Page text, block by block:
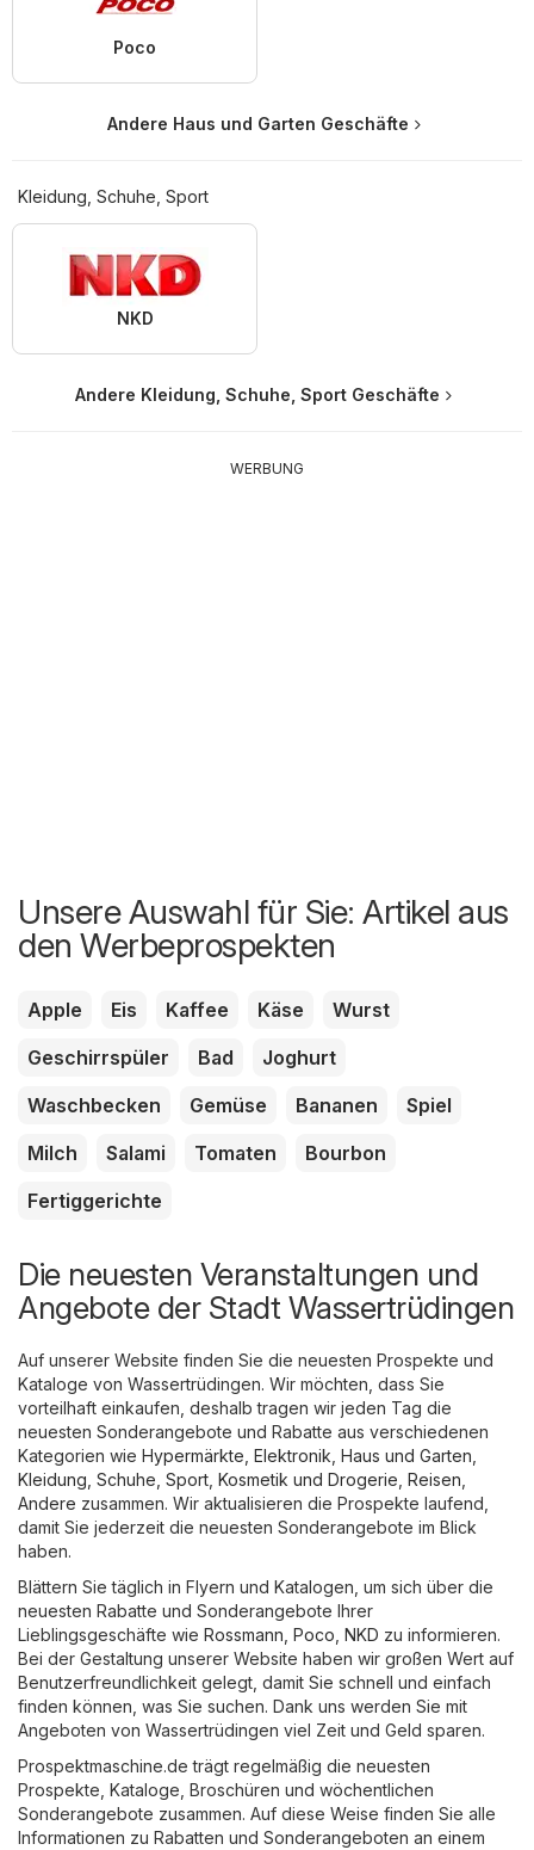
Poco
Andere Haus und Garten Geschäfte
Kleidung, Schuhe, Sport
NKD
Andere Kleidung, Schuhe, Sport Geschäfte
WERBUNG
Unsere Auswahl für Sie: Artikel aus
den Werbeprospekten
Apple Eis Kaffee Käse
Wurst
Geschirrspüler
Bad
Joghurt
Waschbecken
Gemüse Bananen
Spiel
Milch
Salami Tomaten
Bourbon
Fertiggerichte
Die neuesten Veranstaltungen und
Angebote der Stadt Wassertrüdingen
Auf unserer Website finden Sie die neuesten Prospekte und
Kataloge von Wassertrüdingen. Wir möchten, dass Sie
vorteilhaft einkaufen, deshalb tragen wir jeden Tag die
neuesten Sonderangebote und Rabatte aus verschiedenen
Kategorien wie Hypermärkte Elektronik Haus und Garten
Kleidung, Schuhe, Sport Kosmetik und Drogerie Reisen
Andere zusammen. Wir aktualisieren die Prospekte laufend,
damit Sie jederzeit die neuesten Sonderangebote im Blick
haben.
Blättern Sie täglich in Flyern und Katalogen, um sich über die
neuesten Rabatte und Sonderangebote Ihrer
Lieblingsgeschäfte wie Rossmann Poco NKD zu informieren.
Bei der Gestaltung unserer Website haben wir großen Wert auf
Benutzerfreundlichkeit gelegt, damit Sie schnell und einfach
finden können, was Sie suchen. Dank uns werden Sie mit
Angeboten von Wassertrüdingen viel Zeit und Geld sparen.
Prospektmaschine.de trägt regelmäßig die neuesten
Prospekte, Kataloge, Broschüren und wöchentlichen
Sonderangebote zusammen. Auf diese Weise finden Sie alle
Informationen zu Rabatten und Sonderangeboten an einem